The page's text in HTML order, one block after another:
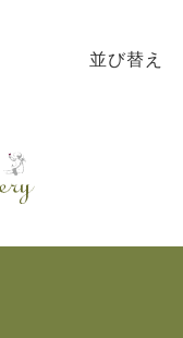
並び替え